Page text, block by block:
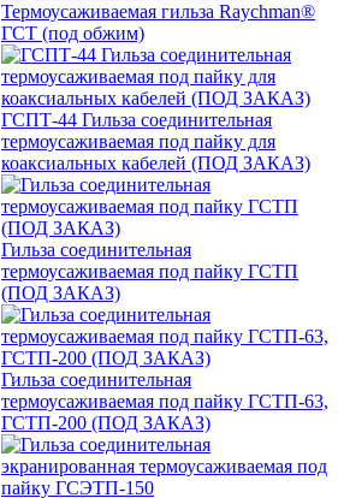
Термоусаживаемая гильза Raychman®
ГСТ (под обжим)
ГСПТ-44 Гильза соединительная
термоусаживаемая под пайку для
коаксиальных кабелей (ПОД ЗАКАЗ)
Гильза соединительная
термоусаживаемая под пайку ГСТП
(ПОД ЗАКАЗ)
Гильза соединительная
термоусаживаемая под пайку ГСТП-63,
ГСТП-200 (ПОД ЗАКАЗ)